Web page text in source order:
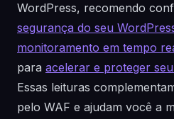
WordPress, recomendo
segurança do seu
monitoramento em tempo
para acelerar e proteger
Essas leituras
pelo WAF e ajudam você a